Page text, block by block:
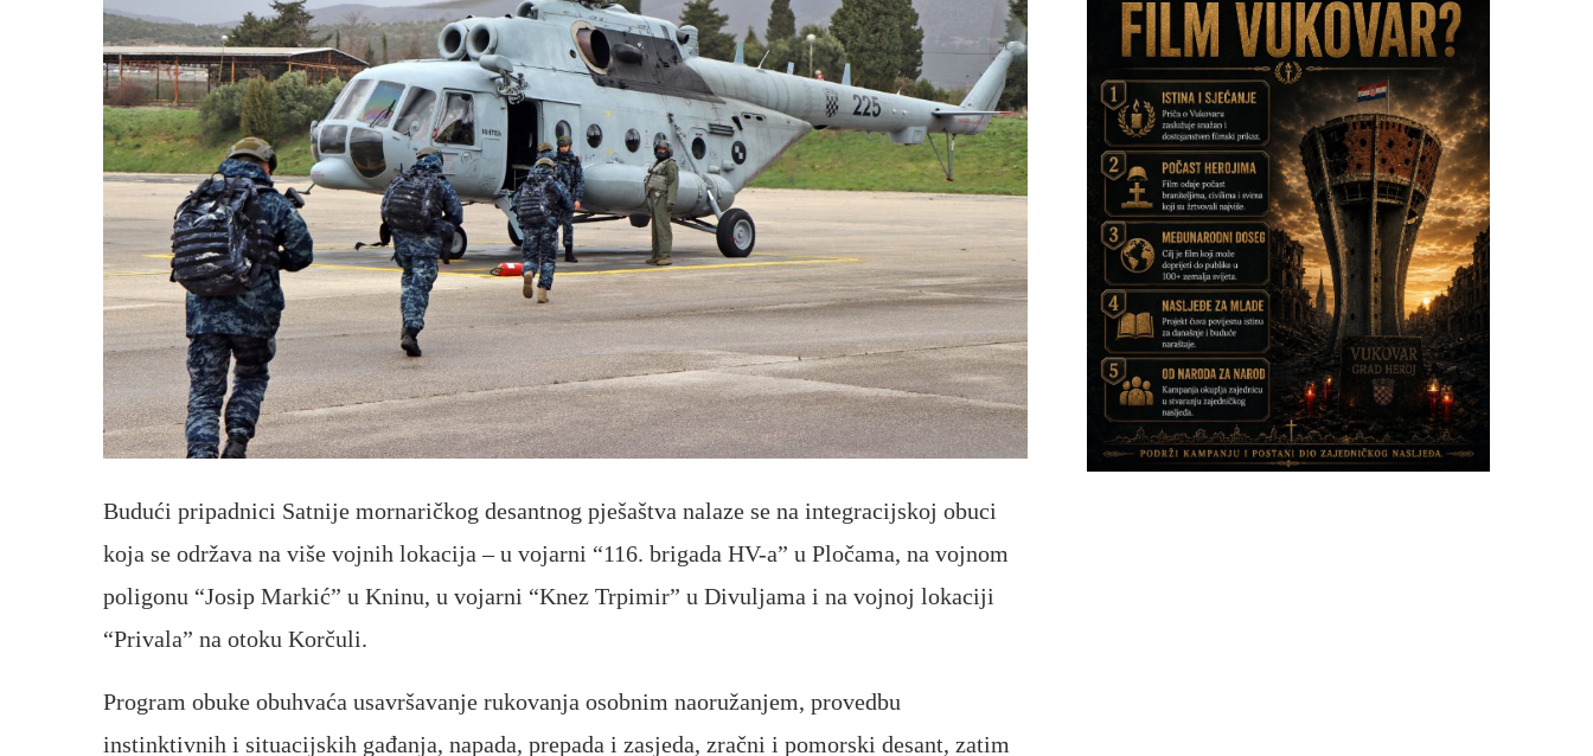
Budući pripadnici Satnije mornaričkog desantnog pješaštva nalaze se na integracijskoj obuci
koja se održava na više vojnih lokacija – u vojarni “116. brigada HV-a” u Pločama, na vojnom
poligonu “Josip Markić” u Kninu, u vojarni “Knez Trpimir” u Divuljama i na vojnoj lokaciji
“Privala” na otoku Korčuli.
Program obuke obuhvaća usavršavanje rukovanja osobnim naoružanjem, provedbu
instinktivnih i situacijskih gađanja, napada, prepada i zasjeda, zračni i pomorski desant, zatim